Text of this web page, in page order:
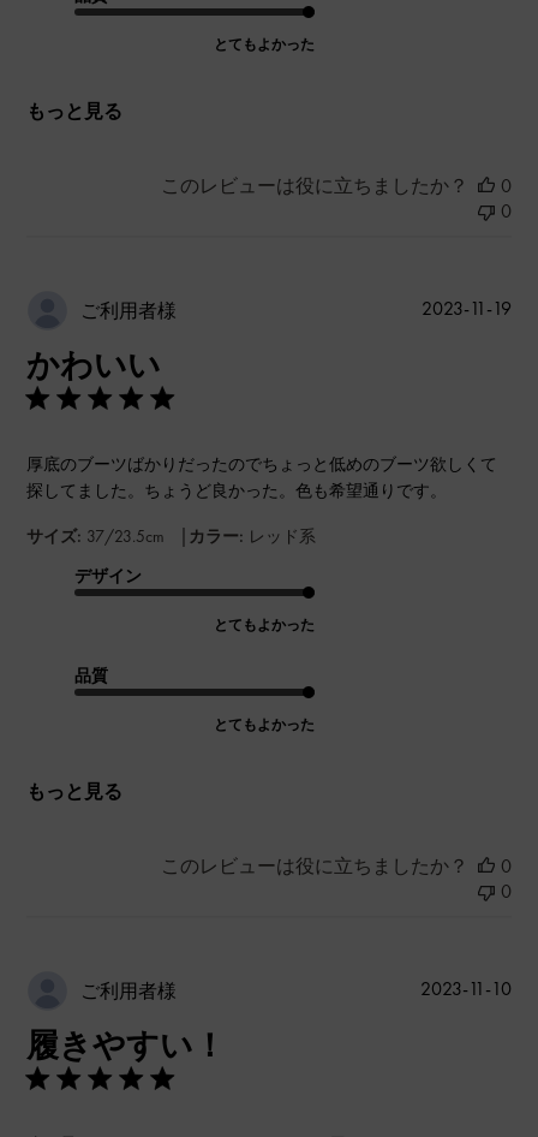
とてもよかった
もっと見る
このレビューは役に立ちましたか？
0
0
ご利用者様
かわいい
厚底のブーツばかりだったのでちょっと低めのブーツ欲しくて
探してました。ちょうど良かった。色も希望通りです。
サイズ: 37/23.5cm | カラー: レッド系
デザイン
とてもよかった
品質
とてもよかった
もっと見る
公
2023-11-19
このレビューは役に立ちましたか？
0
0
ご利用者様
履きやすい！
公
2023-11-10